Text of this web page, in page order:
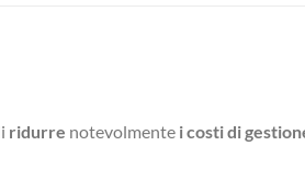
ridurre notevolmente i costi di